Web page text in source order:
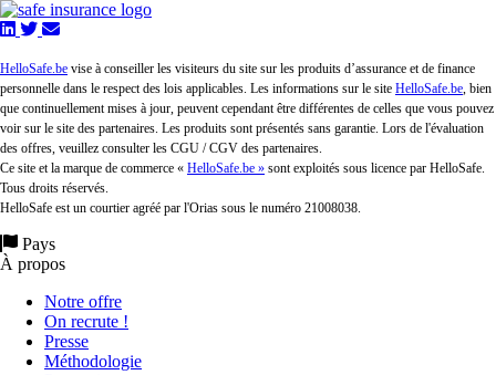
HelloSafe.be vise à conseiller les visiteurs du site sur les produits d’assurance et de finance
personnelle dans le respect des lois applicables. Les informations sur le site HelloSafe.be, bien
que continuellement mises à jour, peuvent cependant être différentes de celles que vous pouvez
voir sur le site des partenaires. Les produits sont présentés sans garantie. Lors de l'évaluation
des offres, veuillez consulter les CGU / CGV des partenaires.
Ce site et la marque de commerce « HelloSafe.be » sont exploités sous licence par HelloSafe.
Tous droits réservés.
HelloSafe est un courtier agréé par l'Orias sous le numéro 21008038.
Pays
À propos
Notre offre
On recrute !
Presse
Méthodologie